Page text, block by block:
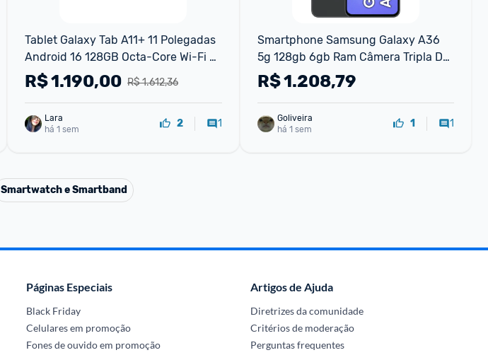
Tablet Galaxy Tab A11+ 11 Polegadas
Android 16 128GB Octa-Core Wi-Fi
8MP Samsung
R$ 1.612,36
R$1.190,00
Lara
há 1 sem
2 1
Smartphone Samsung Galaxy A36
5g 128gb 6gb Ram Câmera Tripla De
Até 50mp Selfie De 12mp Ip67 Super
Amoled 6.7'' Nfc Re
R$1.208,79
Goliveira
há 1 sem
1 1
Smartwatch e Smartband
Páginas Especiais
Black Friday
Celulares em promoção
Fones de ouvido em promoção
Artigos de Ajuda
Diretrizes da comunidade
Critérios de moderação
Perguntas frequentes